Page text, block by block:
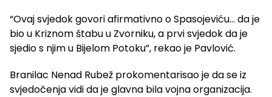
“Ovaj svjedok govori afirmativno o Spasojeviću… da je
bio u Kriznom štabu u Zvorniku, a prvi svjedok da je
sjedio s njim u Bijelom Potoku”, rekao je Pavlović.
Branilac Nenad Rubež prokomentarisao je da se iz
svjedočenja vidi da je glavna bila vojna organizacija.